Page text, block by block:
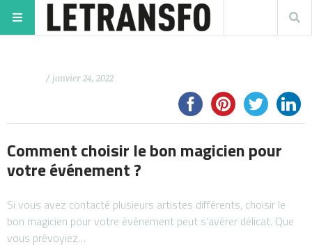
/ janvier 24, 2022
Comment choisir le bon magicien pour
votre événement ?
Si vous avez contacté plusieurs artistes différents, choisir le
bon magicien pour votre événement peut s’avérer délicat. Que
vous prévoyiez…